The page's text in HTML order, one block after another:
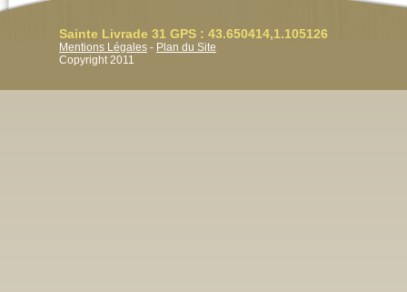
Sainte Livrade 31 GPS : 43.650414,1.105126
Mentions Légales - Plan du Site
Copyright 2011